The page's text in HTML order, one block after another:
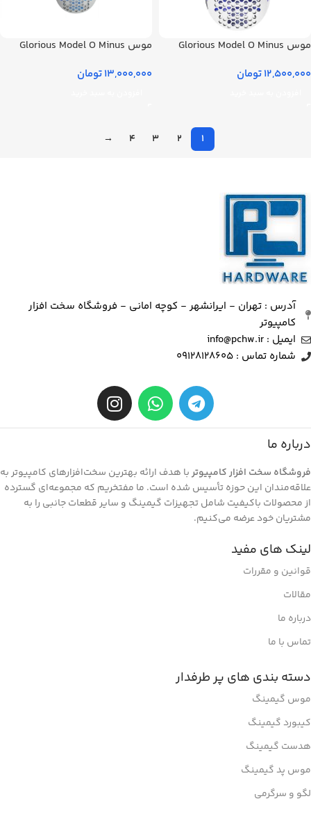
موس Glorious Model O Minus
12,500,000تومان
موس Glorious Model O Minus
13,000,000تومان
1
2
3
4
→
آدرس : تهران - ایرانشهر - کوچه امانی - فروشگاه سخت افزار
کامپیوتر
ایمیل : info@pchw.ir
شماره تماس : 09128128605
درباره ما
فروشگاه سخت افزار کامپیوتربا هدف ارائه بهترین سخت‌افزارهای کامپیوتر به
علاقه‌مندان این حوزه تأسیس شده است. ما مفتخریم که مجموعه‌ای گسترده
از محصولات باکیفیت شامل تجهیزات گیمینگ و سایر قطعات جانبی را به
مشتریان خود عرضه می‌کنیم.
لینک های مفید
قوانین و مقررات
مقالات
درباره ما
تماس با ما
دسته بندی های پر طرفدار
موس گیمینگ
کیبورد گیمینگ
هدست گیمینگ
موس پد گیمینگ
لگو و سرگرمی